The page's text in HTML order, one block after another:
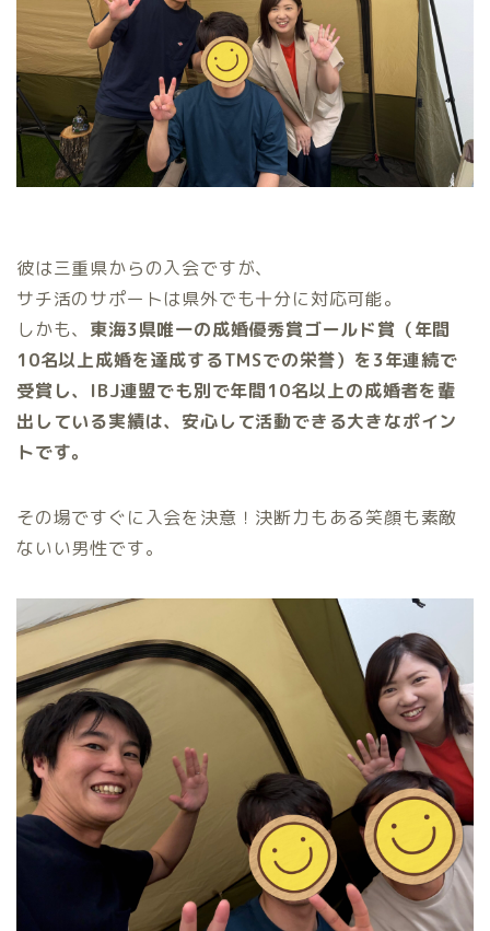
彼は三重県からの入会ですが、
サチ活のサポートは県外でも十分に対応可能。
しかも、 東海3県唯一の成婚優秀賞ゴールド賞（年間
10名以上成婚を達成するTMSでの栄誉）を3年連続で
受賞し、IBJ連盟でも別で年間10名以上の成婚者を輩
出している実績は、安心して活動できる大きなポイン
トです。
その場ですぐに入会を決意！決断力もある笑顔も素敵
ないい男性です。